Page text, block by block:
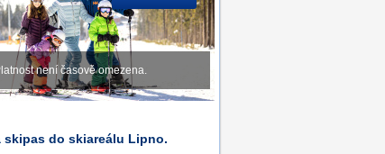
není časově omezena.
skipas do skiareálu Lipno.